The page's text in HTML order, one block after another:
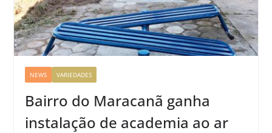
NEWS VARIEDADES
Bairro do Maracanã ganha
instalação de academia ao ar